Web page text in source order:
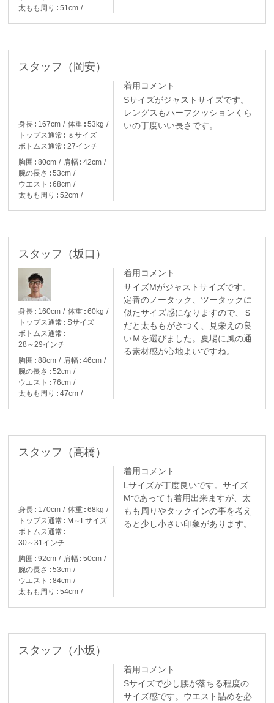
太もも周り
51cm
スタッフ（岡安）
身長 167cm 体重
53kg
トップス通常
ｓサイズ
ボトムス通常
27インチ
胸囲
80cm 肩幅
42cm
腕の長さ
53cm
ウエスト
68cm
太もも周り
52cm
着用コメント
Sサイズがジャストサイズです。
レングスもハーフクッションくら
いの丁度いい長さです。
スタッフ（坂口）
身長 160cm 体重
60kg
トップス通常
Sサイズ
ボトムス通常
28～29インチ
胸囲
88cm 肩幅
46cm
腕の長さ
52cm
ウエスト
76cm
太もも周り
47cm
着用コメント
サイズMがジャストサイズです。
定番のノータック、ツータックに
似たサイズ感になりますので、Ｓ
だと太ももがきつく、見栄えの良
いＭを選びました。夏場に風の通
る素材感が心地よいですね。
スタッフ（高橋）
身長 170cm 体重
68kg
トップス通常
M～Lサイズ
ボトムス通常
30～31インチ
胸囲
92cm 肩幅
50cm
腕の長さ
53cm
ウエスト
84cm
太もも周り
54cm
着用コメント
Lサイズが丁度良いです。サイズ
Mであっても着用出来ますが、太
もも周りやタックインの事を考え
ると少し小さい印象があります。
スタッフ（小坂）
着用コメント
Sサイズで少し腰が落ちる程度の
サイズ感です。ウエスト詰めを必